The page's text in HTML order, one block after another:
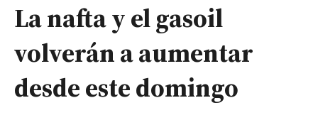
La nafta y el gasoil
volverán a aumentar
desde este domingo